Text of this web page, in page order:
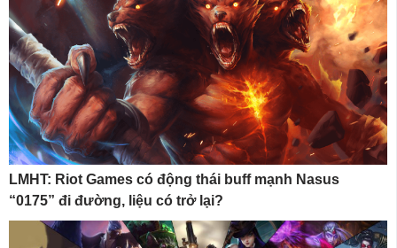
LMHT: Riot Games có động thái buff mạnh Nasus
“0175” đi đường, liệu có trở lại?